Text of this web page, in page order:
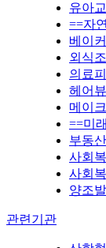
유아
==자
베이
외식
의료
헤어
메이
==미
부동
사회
사회
양조
관련기관